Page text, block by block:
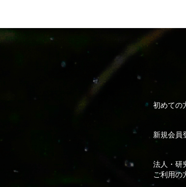
初めての
新規会員
法人・研
ご利用の